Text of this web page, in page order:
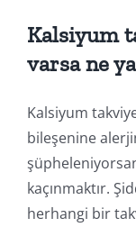
Kalsiyum
varsa ne
Kalsiyum
bileşenine
kaçınmaktır.
herhangi bir